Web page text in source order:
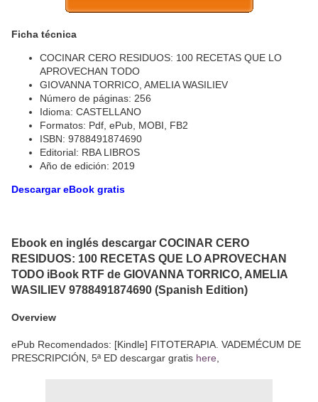
Ficha técnica
COCINAR CERO RESIDUOS: 100 RECETAS QUE LO
APROVECHAN TODO
GIOVANNA TORRICO, AMELIA WASILIEV
Número de páginas: 256
Idioma: CASTELLANO
Formatos: Pdf, ePub, MOBI, FB2
ISBN: 9788491874690
Editorial: RBA LIBROS
Año de edición: 2019
Descargar eBook gratis
Ebook en inglés descargar COCINAR CERO
RESIDUOS: 100 RECETAS QUE LO APROVECHAN
TODO iBook RTF de GIOVANNA TORRICO, AMELIA
WASILIEV 9788491874690 (Spanish Edition)
Overview
ePub Recomendados: [Kindle] FITOTERAPIA. VADEMÉCUM DE
PRESCRIPCIÓN, 5ª ED descargar gratis here